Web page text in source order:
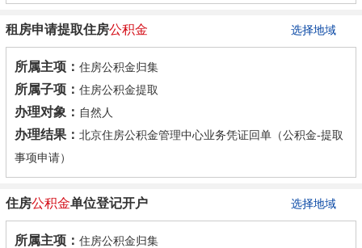
选择地域
租房申请提取住房公积金
所属主项： 住房公积金归集
所属子项： 住房公积金提取
办理对象： 自然人
办理结果： 北京住房公积金管理中心业务凭证回单（公积金-提取
事项申请）
选择地域
住房公积金单位登记开户
所属主项： 住房公积金归集